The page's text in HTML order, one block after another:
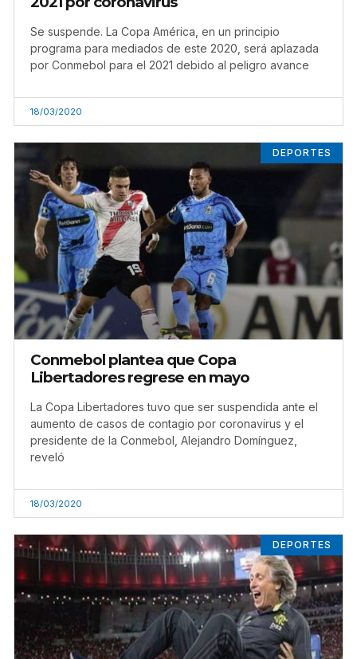
Se suspende. La Copa América, en un principio
programa para mediados de este 2020, será aplazada
por Conmebol para el 2021 debido al peligro avance
18/03/2020
DEPORTES
Conmebol plantea que Copa
Libertadores regrese en mayo
La Copa Libertadores tuvo que ser suspendida ante el
aumento de casos de contagio por coronavirus y el
presidente de la Conmebol, Alejandro Domínguez,
reveló
18/03/2020
DEPORTES